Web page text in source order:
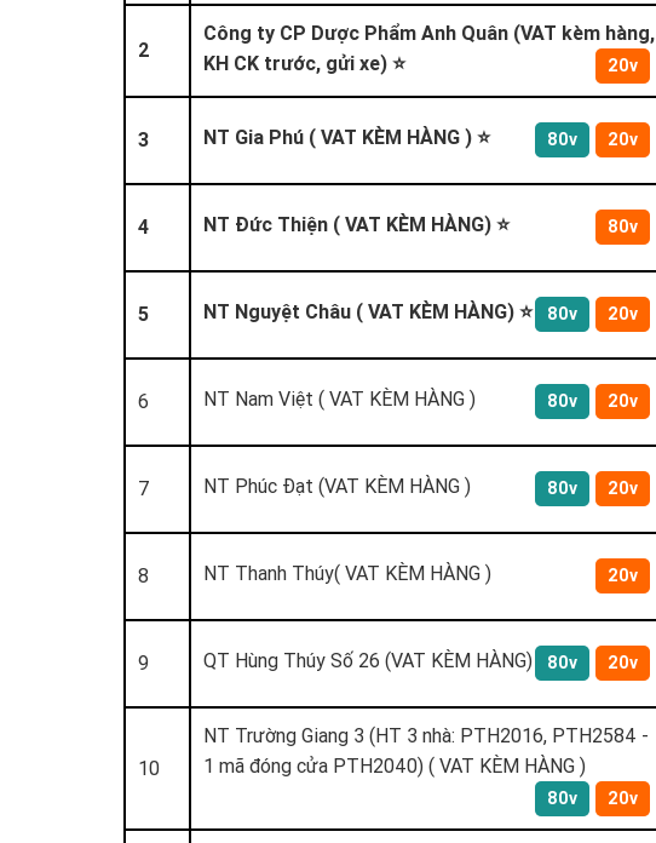
2
Công ty CP Dược Phẩm Anh Quân (VAT kèm hàng,
KH CK trước, gửi xe) ⭐
20v
3 NT Gia Phú ( VAT KÈM HÀNG ) ⭐ 20v
80v
4 NT Đức Thiện ( VAT KÈM HÀNG) ⭐ 80v
5 NT Nguyệt Châu ( VAT KÈM HÀNG) ⭐ 20v
80v
6 NT Nam Việt ( VAT KÈM HÀNG ) 20v
80v
7 NT Phúc Đạt (VAT KÈM HÀNG ) 20v
80v
8 NT Thanh Thúy( VAT KÈM HÀNG ) 20v
9 QT Hùng Thúy Số 26 (VAT KÈM HÀNG) 20v
80v
10
NT Trường Giang 3 (HT 3 nhà: PTH2016, PTH2584 -
1 mã đóng cửa PTH2040) ( VAT KÈM HÀNG )
20v
80v